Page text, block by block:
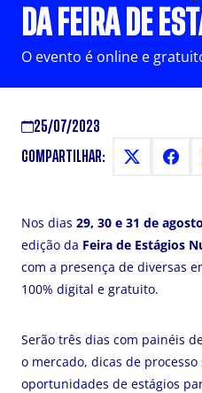
DA FEIRA DE
O evento é online e
25/07/2023
COMPARTILHAR:
Nos dias 29, 30 e 31 de
edição da Feira de Estágios
com a presença de diversas
100% digital e gratuito.
Serão três dias com painéis
o mercado, dicas de
oportunidades de estágios